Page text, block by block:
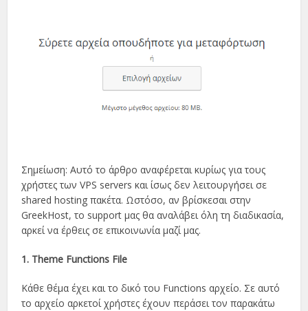
Σημείωση: Αυτό το άρθρο αναφέρεται κυρίως για τους
χρήστες των VPS servers και ίσως δεν λειτουργήσει σε
shared hosting πακέτα. Ωστόσο, αν βρίσκεσαι στην
GreekHost, το support μας θα αναλάβει όλη τη διαδικασία,
αρκεί να έρθεις σε επικοινωνία μαζί μας.
1. Theme Functions File
Κάθε θέμα έχει και το δικό του Functions αρχείο. Σε αυτό
το αρχείο αρκετοί χρήστες έχουν περάσει τον παρακάτω